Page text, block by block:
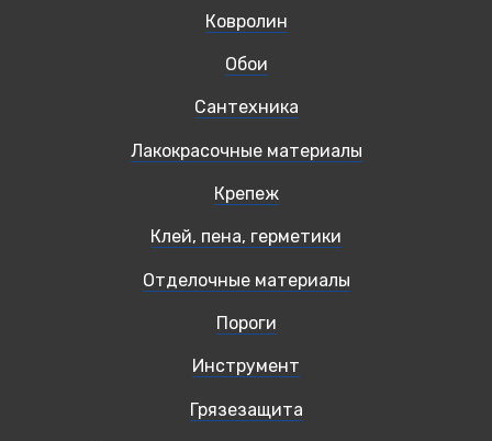
Ковролин
Обои
Сантехника
Лакокрасочные материалы
Крепеж
Клей, пена, герметики
Отделочные материалы
Пороги
Инструмент
Грязезащита